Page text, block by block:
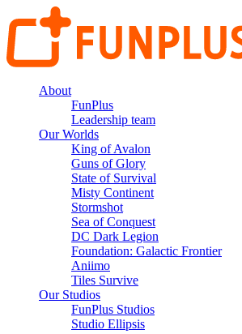
About
FunPlus
Leadership team
Our Worlds
King of Avalon
Guns of Glory
State of Survival
Misty Continent
Stormshot
Sea of Conquest
DC Dark Legion
Foundation: Galactic Frontier
Aniimo
Tiles Survive
Our Studios
FunPlus Studios
Studio Ellipsis